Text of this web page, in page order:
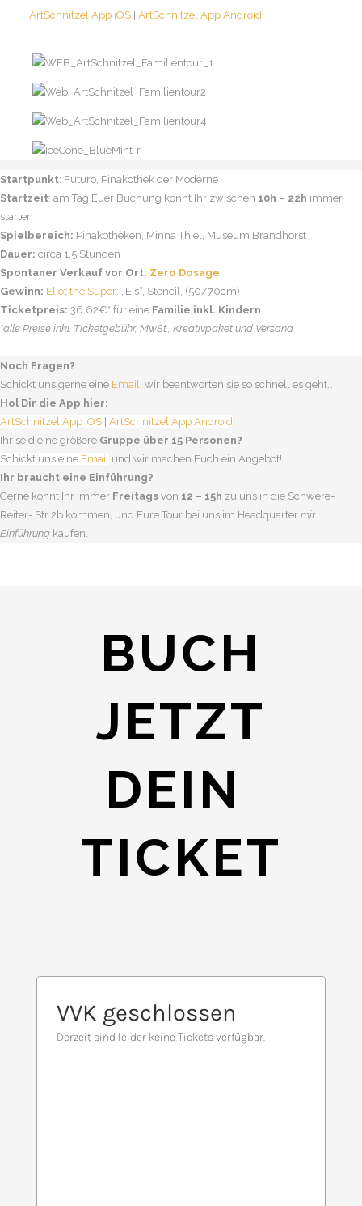
ArtSchnitzel App iOS ArtSchnitzel App Android
Startpunkt: Futuro, Pinakothek der Moderne
Startzeit: am Tag Euer Buchung könnt Ihr zwischen 10h – 22h immer
starten
Spielbereich: Pinakotheken, Minna Thiel, Museum Brandhorst
Dauer: circa 1,5 Stunden
Spontaner Verkauf vor Ort: Zero Dosage
Gewinn: Eliot the Super: „Eis“, Stencil, (50/70cm)
Ticketpreis: 36,62€* für eine Familie inkl. Kindern
*alle Preise inkl. Ticketgebühr, MwSt., Kreativpaket und Versand
Noch Fragen?
Schickt uns gerne eine Email
, wir beantworten sie so schnell es geht…
Hol Dir die App hier:
ArtSchnitzel App iOS ArtSchnitzel App Android
Ihr seid eine größere Gruppe über 15 Personen?
Schickt uns eine Email und wir machen Euch ein Angebot!
Ihr braucht eine Einführung?
Gerne könnt Ihr immer Freitags von 12 – 15h zu uns in die Schwere-
Reiter- Str 2b kommen, und Eure Tour bei uns im Headquarter mit
Einführung kaufen.
BUCH
JETZT
DEIN
TICKET